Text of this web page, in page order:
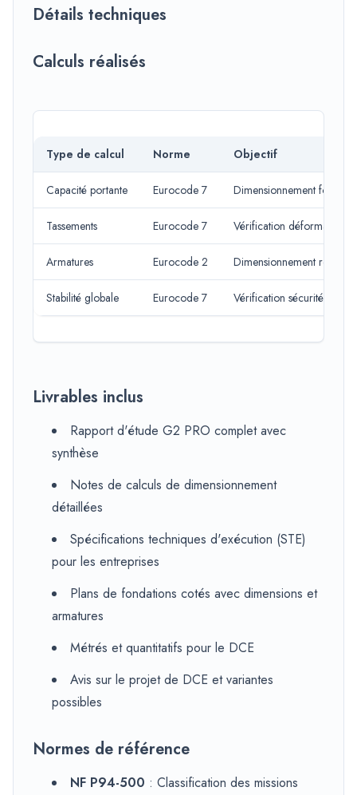
Détails techniques
Calculs réalisés
Type de calcul Norme Objectif
Capacité portante Eurocode 7 Dimensionnement
Tassements Eurocode 7 Vérification déformations
Armatures Eurocode 2 Dimensionnement
Stabilité globale Eurocode 7 Vérification sécurité
Livrables inclus
Rapport d'étude G2 PRO complet avec
synthèse
Notes de calculs de dimensionnement
détaillées
Spécifications techniques d'exécution (STE)
pour les entreprises
Plans de fondations cotés avec dimensions et
armatures
Métrés et quantitatifs pour le DCE
Avis sur le projet de DCE et variantes
possibles
Normes de référence
NF P94-500 : Classification des missions